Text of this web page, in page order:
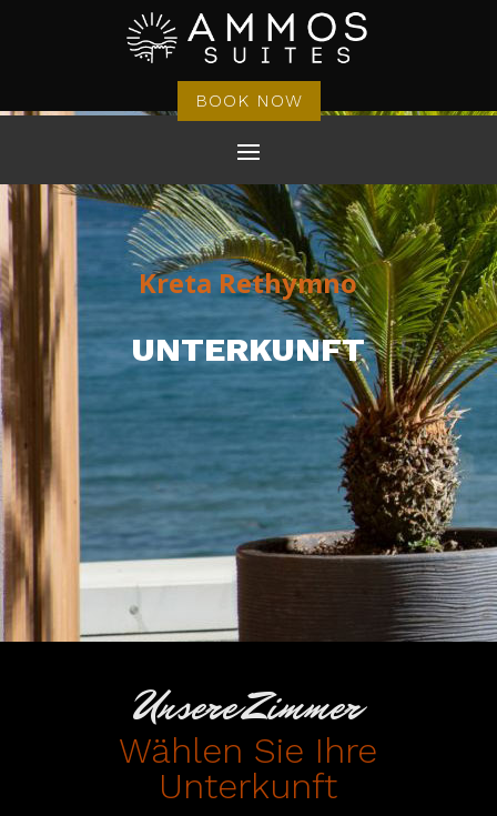
BOOK NOW
Kreta Rethymno
UNTERKUNFT
Unsere Zimmer
Wählen Sie Ihre
Unterkunft